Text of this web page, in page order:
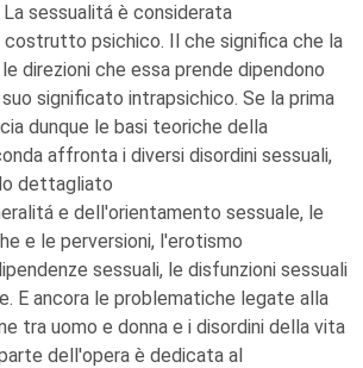
sessualitá è considerata
costrutto psichico. Il che significa che la
direzioni che essa prende dipendono
significato intrapsichico. Se la prima
dunque le basi teoriche della
affronta i diversi disordini sessuali,
dettagliato
e dell'orientamento sessuale, le
e le perversioni, l'erotismo
sessuali, le disfunzioni sessuali
E ancora le problematiche legate alla
tra uomo e donna e i disordini della vita
dell'opera è dedicata al